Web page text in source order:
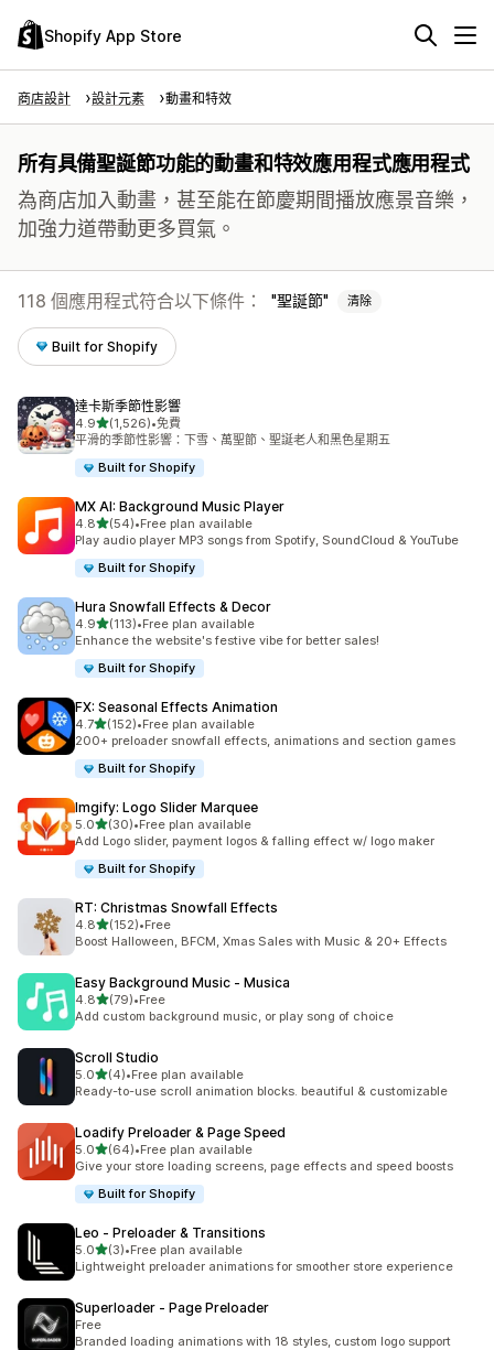
Shopify App Store
商店設計 設計元素 動畫和特效
所有具備聖誕節功能的動畫和特效應用程式應用程式
為商店加入動畫，甚至能在節慶期間播放應景音樂，
加強力道帶動更多買氣。
118 個應用程式符合以下條件： 聖誕節 清除
Built for Shopify
達卡斯季節性影響
4.9滿分 5 顆星
(1,526)
共有 1526 則評價
•免費
平滑的季節性影響：下雪、萬聖節、聖誕老人和黑色星期五
Built for Shopify
MX AI: Background Music Player
4.8滿分 5 顆星
(54)
共有 54 則評價
•Free plan available
Play audio player MP3 songs from Spotify, SoundCloud & YouTube
Built for Shopify
Hura Snowfall Effects & Decor
4.9滿分 5 顆星
(113)
共有 113 則評價
•Free plan available
Enhance the website's festive vibe for better sales!
Built for Shopify
FX: Seasonal Effects Animation
4.7滿分 5 顆星
(152)
共有 152 則評價
•Free plan available
200+ preloader snowfall effects, animations and section games
Built for Shopify
Imgify: Logo Slider Marquee
5.0滿分 5 顆星
(30)
共有 30 則評價
•Free plan available
Add Logo slider, payment logos & falling effect w/ logo maker
Built for Shopify
RT: Christmas Snowfall Effects
4.8滿分 5 顆星
(152)
共有 152 則評價
•Free
Boost Halloween, BFCM, Xmas Sales with Music & 20+ Effects
Easy Background Music ‑ Musica
4.8滿分 5 顆星
(79)
共有 79 則評價
•Free
Add custom background music, or play song of choice
Scroll Studio
5.0滿分 5 顆星
(4)
共有 4 則評價
•Free plan available
Ready-to-use scroll animation blocks. beautiful & customizable
Loadify Preloader & Page Speed
5.0滿分 5 顆星
(64)
共有 64 則評價
•Free plan available
Give your store loading screens, page effects and speed boosts
Built for Shopify
Leo ‑ Preloader & Transitions
5.0滿分 5 顆星
(3)
共有 3 則評價
•Free plan available
Lightweight preloader animations for smoother store experience
Superloader ‑ Page Preloader
Free
Branded loading animations with 18 styles, custom logo support